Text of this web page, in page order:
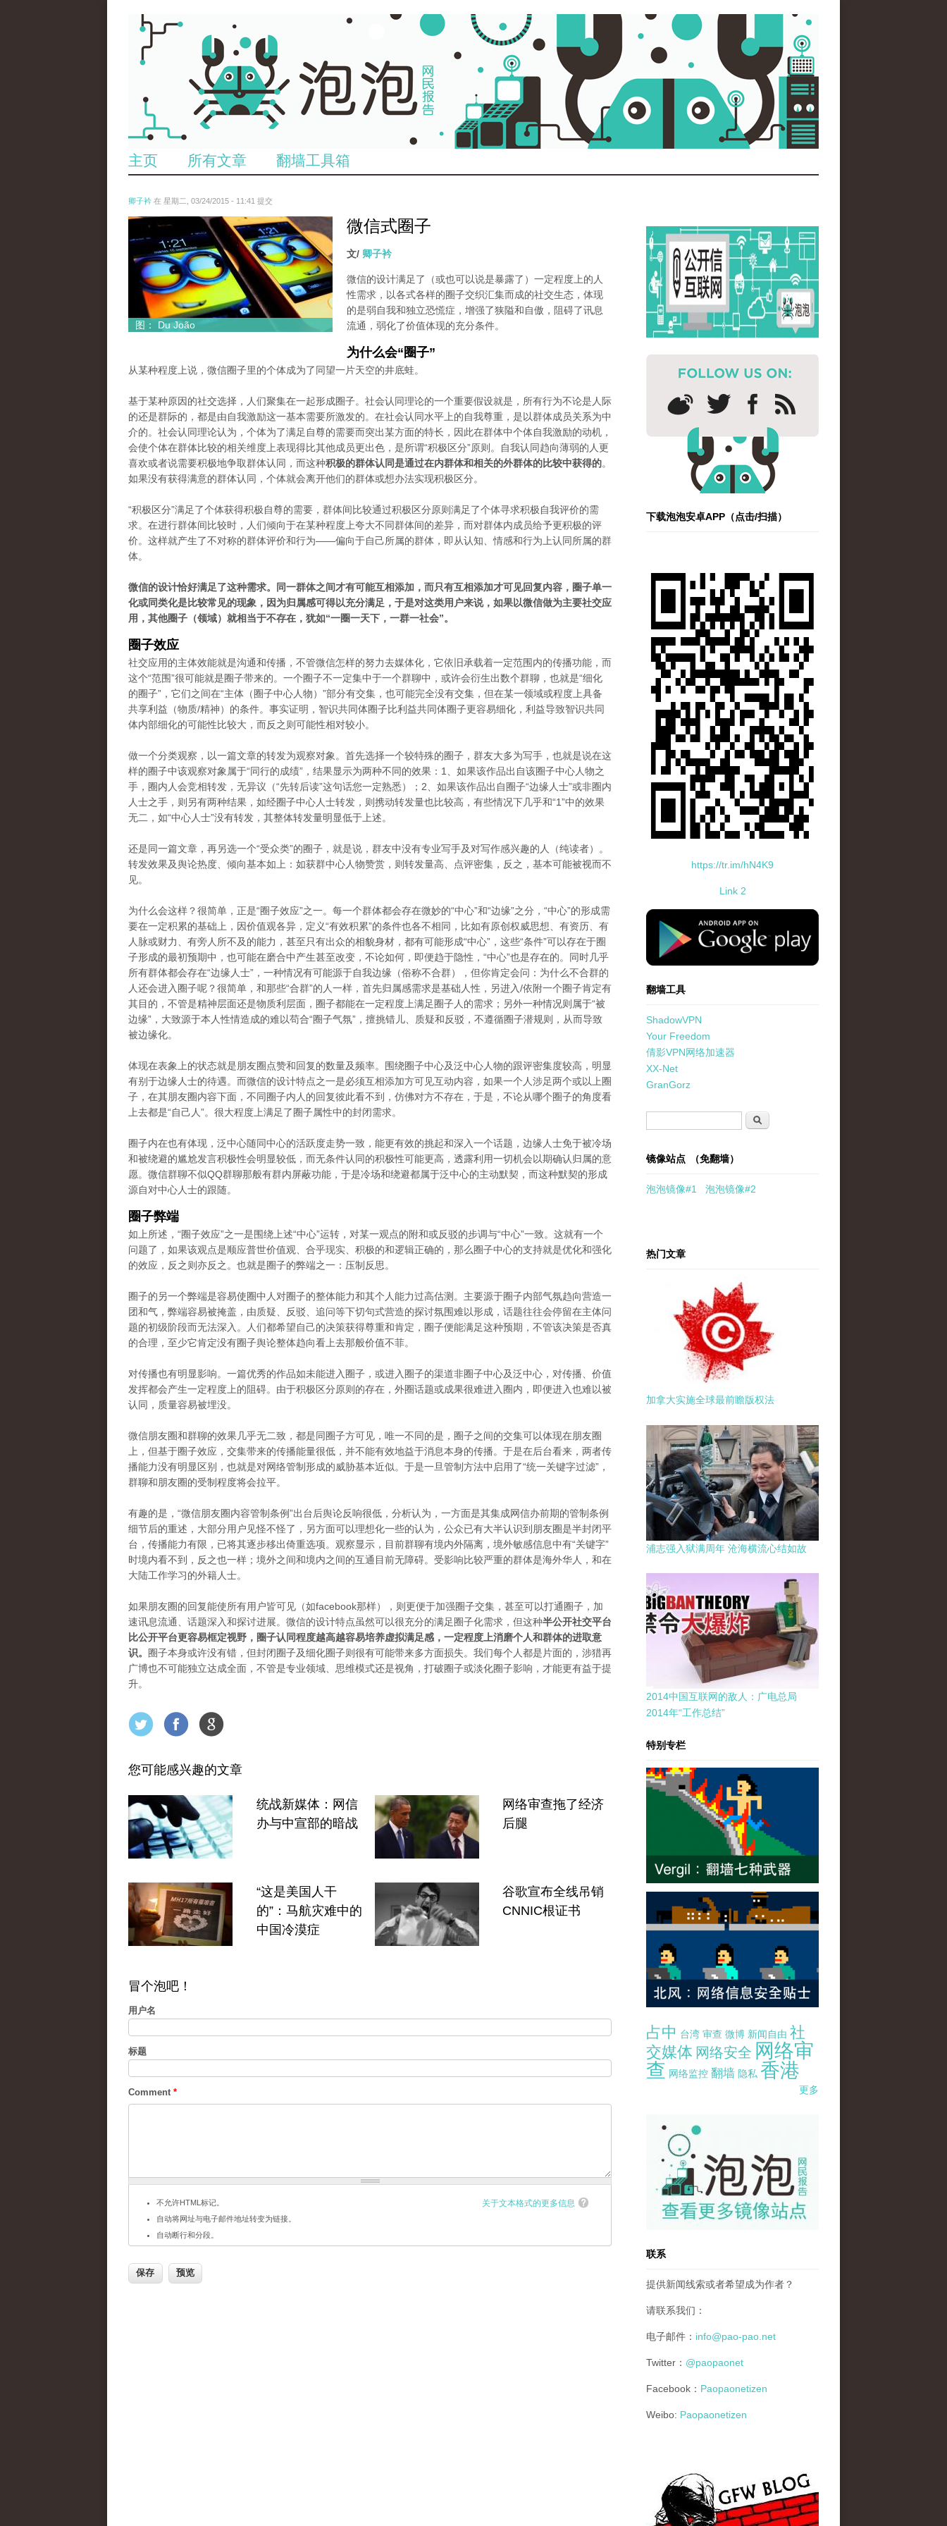
主页 所有文章 翻墙工具箱
卿子衿 在 星期二, 03/24/2015 - 11:41 提交
untitled.jpg
图： Du João
微信式圈子
文/ 卿子衿
微信的设计满足了（或也可以说是暴露了）一定程度上的人
性需求，以各式各样的圈子交织汇集而成的社交生态，体现
的是弱自我和独立恐慌症，增强了狭隘和自傲，阻碍了讯息
流通，弱化了价值体现的充分条件。
为什么会“ 圈子”
从某种程度上说，微信圈子里的个体成为了同望一片天空的井底蛙。
基于某种原因的社交选择，人们聚集在一起形成圈子。社会认同理论的一个重要假设就是，所有行为不论是人际
的还是群际的，都是由自我激励这一基本需要所激发的。在社会认同水平上的自我尊重，是以群体成员关系为中
介的。社会认同理论认为，个体为了满足自尊的需要而突出某方面的特长，因此在群体中个体自我激励的动机，
会使个体在群体比较的相关维度上表现得比其他成员更出色，是所谓“积极区分”原则。自我认同趋向薄弱的人更
喜欢或者说需要积极地争取群体认同，而这种积极的群体认同是通过在内群体和相关的外群体的比较中获得的。
如果没有获得满意的群体认同，个体就会离开他们的群体或想办法实现积极区分。
“积极区分”满足了个体获得积极自尊的需要，群体间比较通过积极区分原则满足了个体寻求积极自我评价的需
求。在进行群体间比较时，人们倾向于在某种程度上夸大不同群体间的差异，而对群体内成员给予更积极的评
价。这样就产生了不对称的群体评价和行为——偏向于自己所属的群体，即从认知、情感和行为上认同所属的群
体。
微信的设计恰好满足了这种需求。同一群体之间才有可能互相添加，而只有互相添加才可见回复内容，圈子单一
化或同类化是比较常见的现象，因为归属感可得以充分满足，于是对这类用户来说，如果以微信做为主要社交应
用，其他圈子（领域）就相当于不存在，犹如“一圈一天下，一群一社会”。
圈子效应
社交应用的主体效能就是沟通和传播，不管微信怎样的努力去媒体化，它依旧承载着一定范围内的传播功能，而
这个“范围”很可能就是圈子带来的。一个圈子不一定集中于一个群聊中，或许会衍生出数个群聊，也就是“细化
的圈子”，它们之间在“主体（圈子中心人物）”部分有交集，也可能完全没有交集，但在某一领域或程度上具备
共享利益（物质/精神）的条件。事实证明，智识共同体圈子比利益共同体圈子更容易细化，利益导致智识共同
体内部细化的可能性比较大，而反之则可能性相对较小。
做一个分类观察，以一篇文章的转发为观察对象。首先选择一个较特殊的圈子，群友大多为写手，也就是说在这
样的圈子中该观察对象属于“同行的成绩”，结果显示为两种不同的效果：1、如果该作品出自该圈子中心人物之
手，圈内人会竞相转发，无异议（“先转后读”这句话您一定熟悉）；2、如果该作品出自圈子“边缘人士”或非圈内
人士之手，则另有两种结果，如经圈子中心人士转发，则携动转发量也比较高，有些情况下几乎和“1”中的效果
无二，如“中心人士”没有转发，其整体转发量明显低于上述。
还是同一篇文章，再另选一个“受众类”的圈子，就是说，群友中没有专业写手及对写作感兴趣的人（纯读者）。
转发效果及舆论热度、倾向基本如上：如获群中心人物赞赏，则转发量高、点评密集，反之，基本可能被视而不
见。
为什么会这样？很简单，正是“圈子效应”之一。每一个群体都会存在微妙的“中心”和“边缘”之分，“中心”的形成需
要在一定积累的基础上，因价值观各异，定义“有效积累”的条件也各不相同，比如有原创权威思想、有资历、有
人脉或财力、有旁人所不及的能力，甚至只有出众的相貌身材，都有可能形成“中心”，这些“条件”可以存在于圈
子形成的最初预期中，也可能在磨合中产生甚至改变，不论如何，即便趋于隐性，“中心”也是存在的。同时几乎
所有群体都会存在“边缘人士”，一种情况有可能源于自我边缘（俗称不合群），但你肯定会问：为什么不合群的
人还会进入圈子呢？很简单，和那些“合群”的人一样，首先归属感需求是基础人性，另进入/依附一个圈子肯定有
其目的，不管是精神层面还是物质利层面，圈子都能在一定程度上满足圈子人的需求；另外一种情况则属于“被
边缘”，大致源于本人性情造成的难以苟合“圈子气氛”，擅挑错儿、质疑和反驳，不遵循圈子潜规则，从而导致
被边缘化。
体现在表象上的状态就是朋友圈点赞和回复的数量及频率。围绕圈子中心及泛中心人物的跟评密集度较高，明显
有别于边缘人士的待遇。而微信的设计特点之一是必须互相添加方可见互动内容，如果一个人涉足两个或以上圈
子，在其朋友圈内容下面，不同圈子内人的回复彼此看不到，仿佛对方不存在，于是，不论从哪个圈子的角度看
上去都是“自己人”。很大程度上满足了圈子属性中的封闭需求。
圈子内在也有体现，泛中心随同中心的活跃度走势一致，能更有效的挑起和深入一个话题，边缘人士免于被冷场
和被绕避的尴尬发言积极性会明显较低，而无条件认同的积极性可能更高，透露利用一切机会以期确认归属的意
愿。微信群聊不似QQ群聊那般有群内屏蔽功能，于是冷场和绕避都属于泛中心的主动默契，而这种默契的形成
源自对中心人士的跟随。
圈子弊端
如上所述，“圈子效应”之一是围绕上述“中心”运转，对某一观点的附和或反驳的步调与“中心”一致。这就有一个
问题了，如果该观点是顺应普世价值观、合乎现实、积极的和逻辑正确的，那么圈子中心的支持就是优化和强化
的效应，反之则亦反之。也就是圈子的弊端之一：压制反思。
圈子的另一个弊端是容易使圈中人对圈子的整体能力和其个人能力过高估测。主要源于圈子内部气氛趋向营造一
团和气，弊端容易被掩盖，由质疑、反驳、追问等下切句式营造的探讨氛围难以形成，话题往往会停留在主体问
题的初级阶段而无法深入。人们都希望自己的决策获得尊重和肯定，圈子便能满足这种预期，不管该决策是否真
的合理，至少它肯定没有圈子舆论整体趋向看上去那般价值不菲。
对传播也有明显影响。一篇优秀的作品如未能进入圈子，或进入圈子的渠道非圈子中心及泛中心，对传播、价值
发挥都会产生一定程度上的阻碍。由于积极区分原则的存在，外圈话题或成果很难进入圈内，即便进入也难以被
认同，质量容易被埋没。
微信朋友圈和群聊的效果几乎无二致，都是同圈子方可见，唯一不同的是，圈子之间的交集可以体现在朋友圈
上，但基于圈子效应，交集带来的传播能量很低，并不能有效地益于消息本身的传播。于是在后台看来，两者传
播能力没有明显区别，也就是对网络管制形成的威胁基本近似。于是一旦管制方法中启用了“统一关键字过滤”，
群聊和朋友圈的受制程度将会拉平。
有趣的是，“微信朋友圈内容管制条例”出台后舆论反响很低，分析认为，一方面是其集成网信办前期的管制条例
细节后的重述，大部分用户见怪不怪了，另方面可以理想化一些的认为，公众已有大半认识到朋友圈是半封闭平
台，传播能力有限，已将其逐步移出倚重选项。观察显示，目前群聊有境内外隔离，境外敏感信息中有“关键字”
时境内看不到，反之也一样；境外之间和境内之间的互通目前无障碍。受影响比较严重的群体是海外华人，和在
大陆工作学习的外籍人士。
如果朋友圈的回复能使所有用户皆可见（如facebook那样），则更便于加强圈子交集，甚至可以打通圈子，加
速讯息流通、话题深入和探讨进展。微信的设计特点虽然可以很充分的满足圈子化需求，但这种半公开社交平台
比公开平台更容易框定视野，圈子认同程度越高越容易培养虚拟满足感，一定程度上消磨个人和群体的进取意
识。
圈子本身或许没有错，但封闭圈子及细化圈子则很有可能带来多方面损失。我们每个人都是片面的，涉猎再
广博也不可能独立达成全面，不管是专业领域、思维模式还是视角，打破圈子或淡化圈子影响，才能更有益于提
升。
您可能感兴趣的文章
统战新媒体：网信
办与中宣部的暗战
网络审查拖了经济
后腿
“这是美国人干
的”：马航灾难中的
中国冷漠症
谷歌宣布全线吊销
CNNIC根证书
冒个泡吧！
用户名
标题
Comment *
关于文本格式的更多信息
不允许HTML标记。
自动将网址与电子邮件地址转变为链接。
自动断行和分段。
下载泡泡安卓APP（点击/扫描）
https://tr.im/hN4K9
Link 2
standard-icon-googleplay-app-store.png
翻墙工具
ShadowVPN
Your Freedom
倩影VPN网络加速器
XX-Net
GranGorz
搜索
镜像站点 （免翻墙）
泡泡镜像#1 泡泡镜像#2
热门文章
加拿大实施全球最前瞻版权法
浦志强入狱满周年 沧海横流心结如故
2014中国互联网的敌人：广电总局
2014年“工作总结”
特别专栏
占中 台湾 审查 微博 新闻自由 社
交媒体 网络安全 网络审
查 网络监控 翻墙 隐私 香港
更多
pao-pao-banner-mirror-site-120814.jpg
联系
提供新闻线索或者希望成为作者？
请联系我们：
电子邮件： info@pao-pao.net
Twitter： @paopaonet
Facebook： Paopaonetizen
Weibo: Paopaonetizen
gfw_blog_small.jpg